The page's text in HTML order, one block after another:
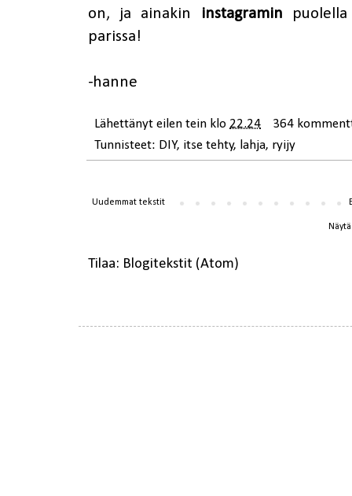
on, ja ainakin
instagramin
parissa!
-hanne
Lähettänyt eilen tein klo 22.24
364
Tunnisteet: DIY, itse tehty, lahja, ryijy
Uudemmat tekstit
Tilaa: Blogitekstit (Atom)